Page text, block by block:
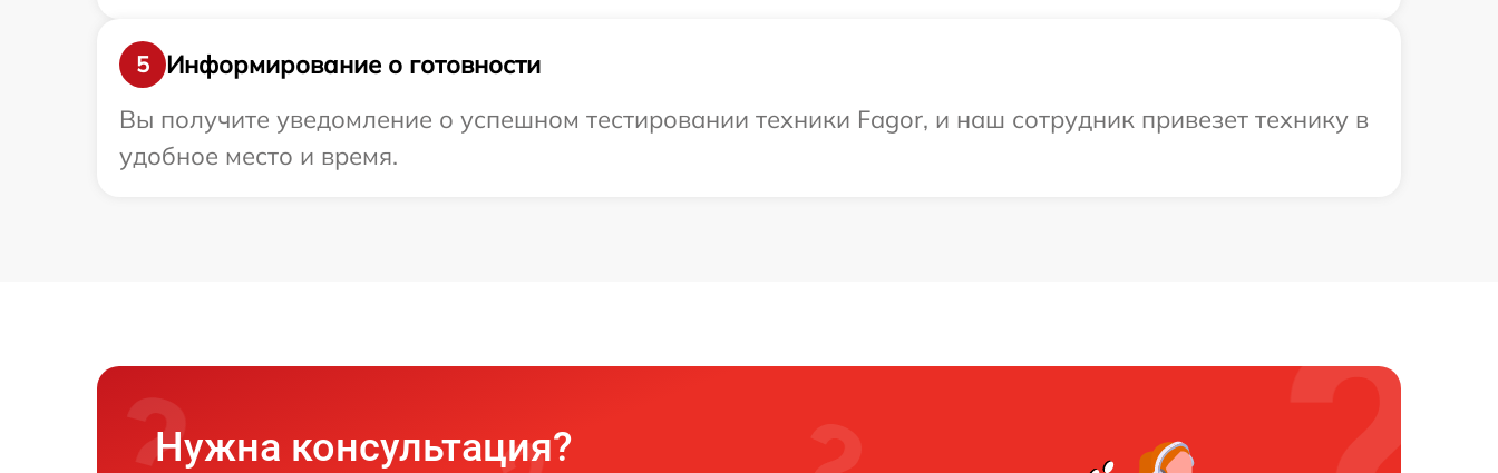
5
Информирование о готовности
Вы получите уведомление о успешном тестировании техники Fagor, и наш сотрудник привезет технику в
удобное место и время.
Нужна консультация?